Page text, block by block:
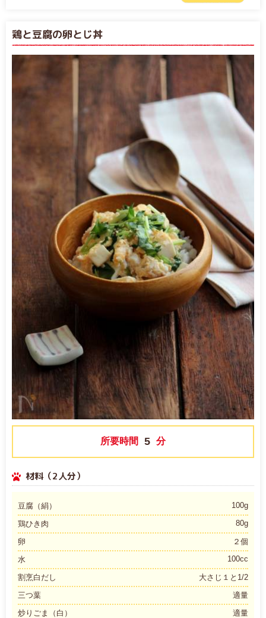
鶏と豆腐の卵とじ丼
所要時間 5 分
材料（2人分）
豆腐（絹） 100g
鶏ひき肉 80g
卵
２個
水
100cc
割烹白だし
大さじ１と1/2
三つ葉
適量
炒りごま（白）
適量